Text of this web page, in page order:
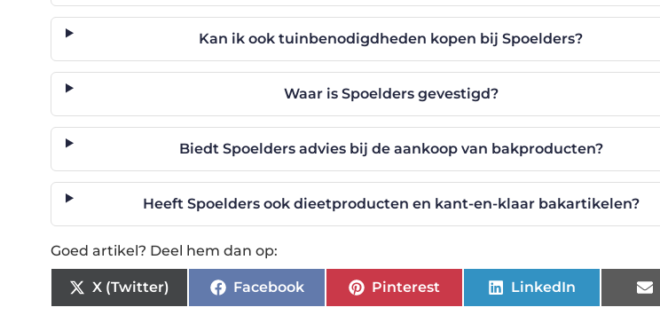
Kan ik ook tuinbenodigdheden kopen bij Spoelders?
Waar is Spoelders gevestigd?
Biedt Spoelders advies bij de aankoop van bakproducten?
Heeft Spoelders ook dieetproducten en kant-en-klaar bakartikelen?
Goed artikel? Deel hem dan op:
X (Twitter) Facebook Pinterest LinkedIn